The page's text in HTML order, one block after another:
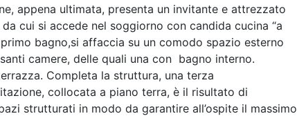
appena ultimata, presenta un invitante e attrezzato
cui si accede nel soggiorno con candida cucina “a
bagno,si affaccia su un comodo spazio esterno
camere, delle quali una con bagno interno.
Completa la struttura, una terza
collocata a piano terra, è il risultato di
strutturati in modo da garantire all’ospite il massimo